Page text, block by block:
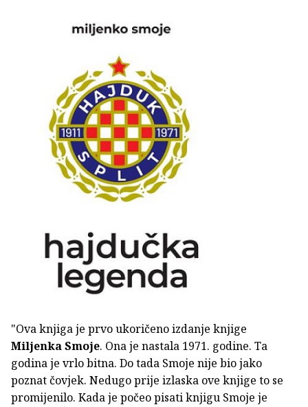
"Ova knjiga je prvo ukoričeno izdanje knjige
Miljenka Smoje. Ona je nastala 1971. godine. Ta
godina je vrlo bitna. Do tada Smoje nije bio jako
poznat čovjek. Nedugo prije izlaska ove knjige to se
promijenilo. Kada je počeo pisati knjigu Smoje je